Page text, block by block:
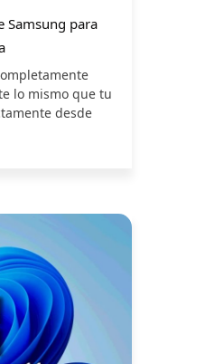
Samsung para
lo mismo que tu
desde